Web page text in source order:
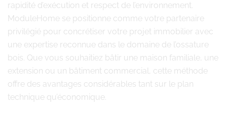
rapidité d’exécution et respect de l’environnement.
ModuleHome se positionne comme votre partenaire
privilégié pour concrétiser votre projet immobilier avec
une expertise reconnue dans le domaine de l’ossature
bois. Que vous souhaitiez bâtir une maison familiale, une
extension ou un bâtiment commercial, cette méthode
offre des avantages considérables tant sur le plan
technique qu’économique.